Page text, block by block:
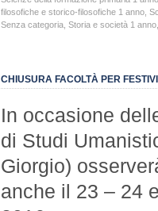
filosofiche e storico-filosofiche 1 anno
Senza categoria Storia e società 1 anno
CHIUSURA FACOLTÀ PER
In occasione
di Studi
Giorgio)
anche il 23 – 24